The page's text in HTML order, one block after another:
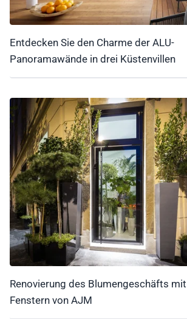
Entdecken Sie den Charme der ALU-
Panoramawände in drei Küstenvillen
Renovierung des Blumengeschäfts
Fenstern von AJM